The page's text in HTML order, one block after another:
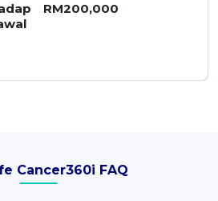
RM200,000
Cancer360i FAQ